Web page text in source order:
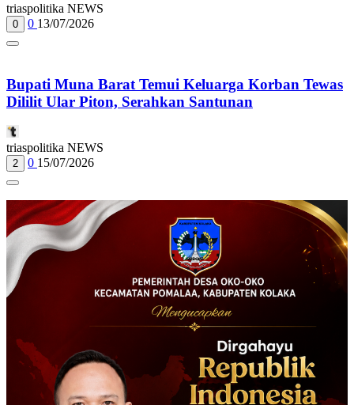
triaspolitika NEWS
0 0 13/07/2026
Bupati Muna Barat Temui Keluarga Korban Tewas
Dililit Ular Piton, Serahkan Santunan
triaspolitika NEWS
2 0 15/07/2026